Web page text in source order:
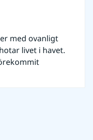
med ovanligt
livet i havet.